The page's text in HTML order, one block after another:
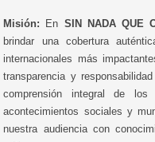
Misión: En SIN NADA QUE
brindar una cobertura
internacionales más
transparencia y
comprensión integral de los
acontecimientos sociales y
nuestra audiencia con